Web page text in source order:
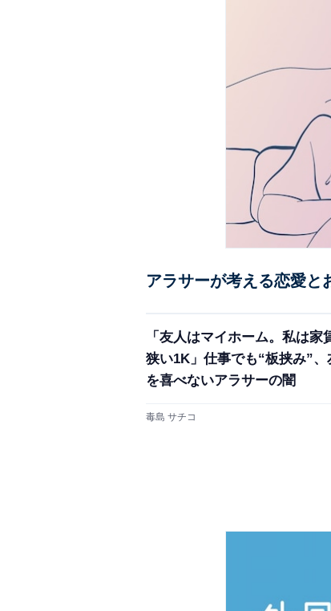
アラサーが考える恋愛と
「友人はマイホーム。私は家
狭い1K」仕事でも“板挟み”
を喜べないアラサーの闇
毒島 サチコ